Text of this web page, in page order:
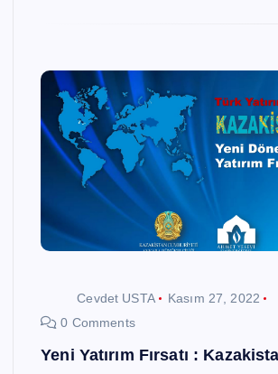
Cevdet USTA
Kasım 27, 2022
0 Comments
Yeni Yatırım Fırsatı :